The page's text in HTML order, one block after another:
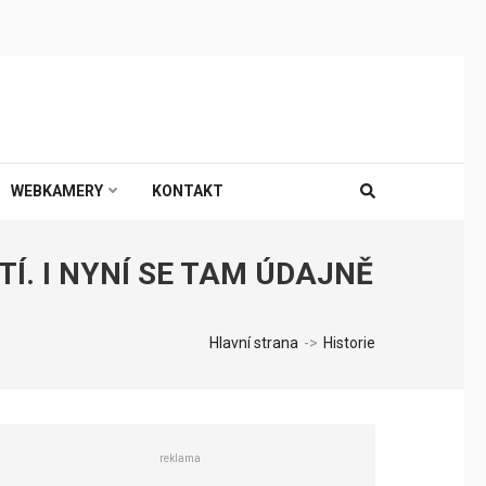
WEBKAMERY KONTAKT
I NYNÍ SE TAM ÚDAJNĚ
Hlavní strana -> Historie
reklama